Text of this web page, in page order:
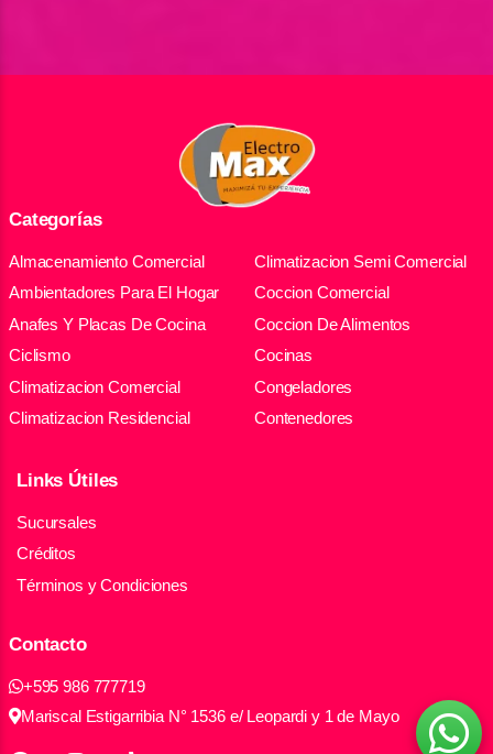
Categorías
Almacenamiento Comercial
Ambientadores Para El Hogar
Anafes Y Placas De Cocina
Ciclismo
Climatizacion Comercial
Climatizacion Residencial
Climatizacion Semi Comercial
Coccion Comercial
Coccion De Alimentos
Cocinas
Congeladores
Contenedores
Links Útiles
Sucursales
Créditos
Términos y Condiciones
Contacto
+595 986 777719
Mariscal Estigarribia N° 1536 e/ Leopardi y 1 de Mayo